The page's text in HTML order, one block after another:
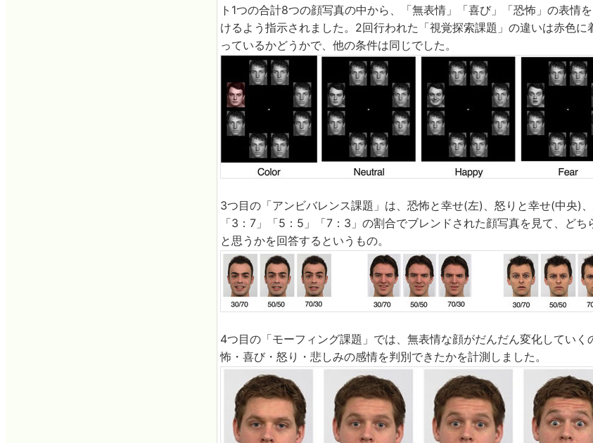
ト1つの合計8つの顔写真の中から、「無表情」「喜び」「恐怖」の表情
けるよう指示されました。2回行われた「視覚探索課題」の違いは赤色に
っているかどうかで、他の条件は同じでした。
3つ目の「アンビバレンス課題」は、恐怖と幸せ(左)、怒りと幸せ(中央)
「3：7」「5：5」「7：3」の割合でブレンドされた顔写真を見て、ど
と思うかを回答するというもの。
4つ目の「モーフィング課題」では、無表情な顔がだんだん変化していく
怖・喜び・怒り・悲しみの感情を判別できたかを計測しました。